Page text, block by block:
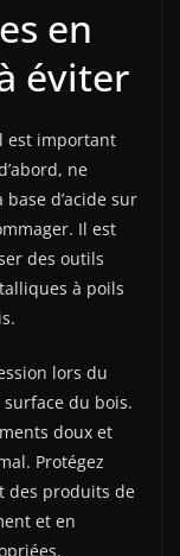
en
éviter
est important
ne
d’acide sur
Il est
des outils
à poils
lors du
du bois.
doux et
Protégez
des produits de
et en